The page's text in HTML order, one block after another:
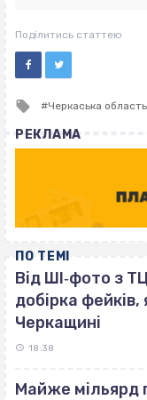
Поділитись статтею
Tagged
Черкаська область
РЕКЛАМА
ПО ТЕМІ
Від ШІ‐фото з
добірка
Черкащині
18:38
Майже мільярд